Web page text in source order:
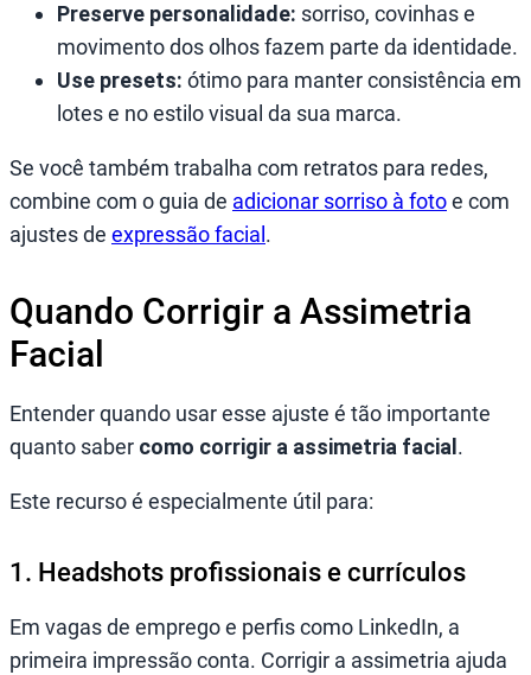
Preserve personalidade: sorriso, covinhas e
movimento dos olhos fazem parte da identidade.
Use presets: ótimo para manter consistência em
lotes e no estilo visual da sua marca.
Se você também trabalha com retratos para redes,
combine com o guia de adicionar sorriso à fotoe com
ajustes de expressão facial .
Quando Corrigir a Assimetria
Facial
Entender quando usar esse ajuste é tão importante
quanto saber como corrigir a assimetria facial.
Este recurso é especialmente útil para:
1. Headshots profissionais e currículos
Em vagas de emprego e perfis como LinkedIn, a
primeira impressão conta. Corrigir a assimetria ajuda